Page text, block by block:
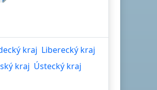
kraj Liberecký kraj
kraj Ústecký kraj